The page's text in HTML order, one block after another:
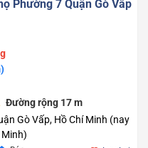
Phường 7 Quận Gò Vấp
Đường rộng 17 m
Gò Vấp, Hồ Chí Minh (nay